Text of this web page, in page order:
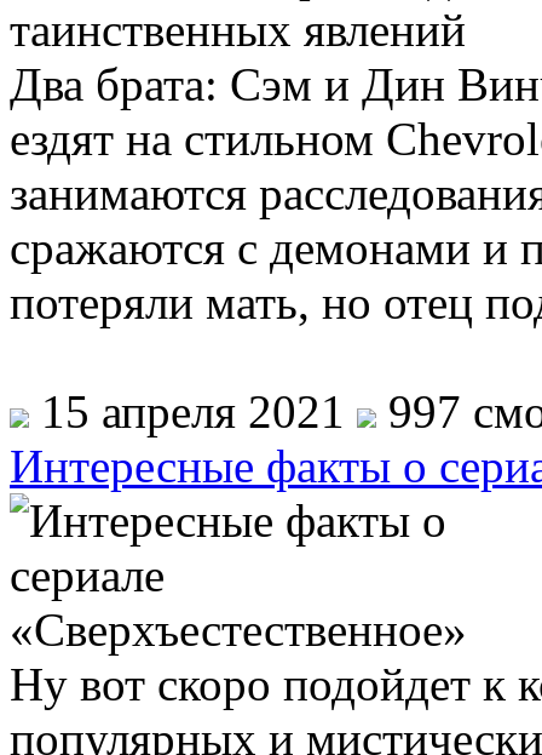
Два брата: Сэм и Дин
ездят на стильном
занимаются
сражаются с демонами и
потеряли мать, но отец
15 апреля 2021
997
Интересные факты о
Ну вот скоро подойдет к
популярных и